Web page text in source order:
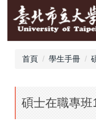
要
首頁 學生手冊
碩士在職專